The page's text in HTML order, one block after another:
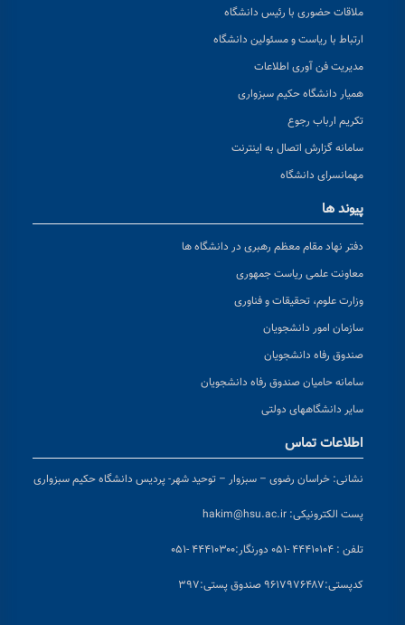
ملاقات حضوری با رئیس دانشگاه
ارتباط با ریاست و مسئولین دانشگاه
مدیریت فن آوری اطلاعات
همیار دانشگاه حکیم سبزواری
تکریم ارباب رجوع
سامانه گزارش اتصال به اینترنت
مهمانسرای دانشگاه
پیوند ها
دفتر نهاد مقام معظم رهبری در دانشگاه ها
معاونت علمی ریاست جمهوری
وزارت علوم، تحقیقات و فناوری
سازمان امور دانشجویان
صندوق رفاه دانشجویان
سامانه حامیان صندوق رفاه دانشجویان
سایر دانشگاههای دولتی
اطلاعات تماس
نشانی: خراسان رضوی – سبزوار – توحید شهر- پردیس دانشگاه حکیم سبزواری
پست الکترونیکی: hakim@hsu.ac.ir
تلفن : ۴۴۴۱۰۱۰۴ -۰۵۱ دورنگار:۴۴۴۱۰۳۰۰ -۰۵۱
کدپستی:۹۶۱۷۹۷۶۴۸۷ صندوق پستی:۳۹۷